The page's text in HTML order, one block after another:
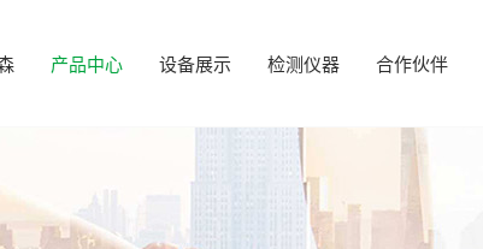
产品中心 设备展示 检测仪器 合作伙伴